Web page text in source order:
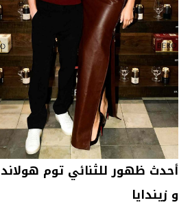
أحدث ظهور للثنائي توم هولاند
و زيندايا